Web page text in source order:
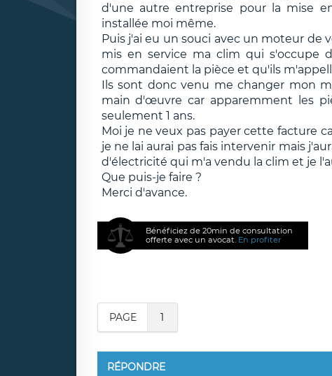
d'une autre entreprise pour la mise
installée moi même.
Puis j'ai eu un souci avec un moteur de
mis en service ma clim qui s'occupe
commandaient la pièce et qu'ils
Ils sont donc venu me changer mon
main d'œuvre car apparemment les
seulement 1 ans.
Moi je ne veux pas payer cette facture
je ne lai aurai pas fais intervenir mais
d'électricité qui m'a vendu la clim et je
Que puis-je faire ?
Merci d'avance.
Bénéficiez de 20min de consultation
offerte avec un avocat. En profiter
PAGE 1
RÉPONDRE